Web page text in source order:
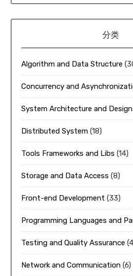
分类
Algorithm and Data Structure
Concurrency and
System Architecture and Design
Distributed System (18)
Tools Frameworks and Libs (14)
Storage and Data Access (8)
Front-end Development (33)
Programming Languages and
Testing and Quality Assurance
Network and Communication (6)